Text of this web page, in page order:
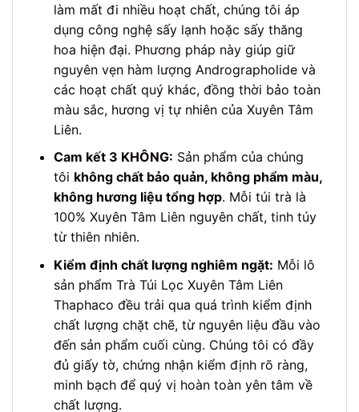
làm mất đi nhiều hoạt chất, chúng tôi áp
dụng công nghệ sấy lạnh hoặc sấy thăng
hoa hiện đại. Phương pháp này giúp giữ
nguyên vẹn hàm lượng Andrographolide và
các hoạt chất quý khác, đồng thời bảo toàn
màu sắc, hương vị tự nhiên của Xuyên Tâm
Liên.
Cam kết 3 KHÔNG: Sản phẩm của chúng
tôi không chất bảo quản, không phẩm màu,
không hương liệu tổng hợp. Mỗi túi trà là
100% Xuyên Tâm Liên nguyên chất, tinh túy
từ thiên nhiên.
Kiểm định chất lượng nghiêm ngặt: Mỗi lô
sản phẩm Trà Túi Lọc Xuyên Tâm Liên
Thaphaco đều trải qua quá trình kiểm định
chất lượng chặt chẽ, từ nguyên liệu đầu vào
đến sản phẩm cuối cùng. Chúng tôi có đầy
đủ giấy tờ, chứng nhận kiểm định rõ ràng,
minh bạch để quý vị hoàn toàn yên tâm về
chất lượng.